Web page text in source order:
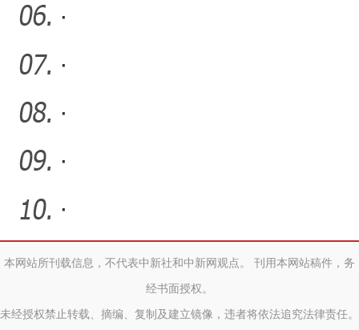
造“兵团特色”12315品牌
·
·
·
·
·
本网站所刊载信息，不代表中新社和中新网观点。 刊用本网站稿件，务
经书面授权。
未经授权禁止转载、摘编、复制及建立镜像，违者将依法追究法律责任。